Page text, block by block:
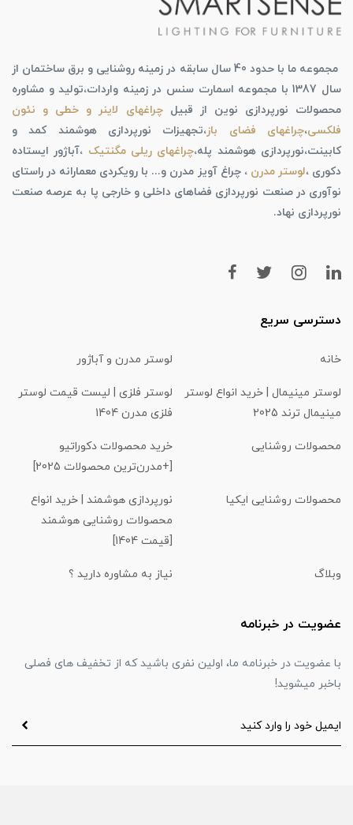
مجموعه ما با حدود 40 سال سابقه در زمینه روشنایی و برق ساختمان از
سال 1387 با مجموعه اسمارت سنس در زمینه واردات،تولید و مشاوره
محصولات نورپردازی نوین از قبیلچراغهای لاینر و خطی و نئون
فلکسی،چراغهای فضای باز،تجهیزات نورپردازی هوشمند کمد و
کابینت،نورپردازی هوشمند پله،چراغهای ریلی مگنتیک ،آباژور ایستاده
دکوری ،لوستر مدرن ، چراغ آویز مدرن و... با رویکردی معمارانه در راستای
نوآوری در صنعت نورپردازی فضاهای داخلی و خارجی پا به عرصه صنعت
نورپردازی نهاد.
دسترسی سریع
خانه لوستر مدرن و آباژور
لوستر مینیمال | خرید انواع لوستر
مینیمال ترند 2025
لوستر فلزی | لیست قیمت لوستر
فلزی مدرن 1404
محصولات روشنایی
خرید محصولات دکوراتیو
[+مدرن‌ترین محصولات 2025]
محصولات روشنایی ایکیا
نورپردازی هوشمند | خرید انواع
محصولات روشنایی هوشمند
[قیمت 1404]
وبلاگ نیاز به مشاوره دارید ؟
عضویت در خبرنامه
با عضویت در خبرنامه ما، اولین نفری باشید که از تخفیف های فصلی
باخبر میشوید!